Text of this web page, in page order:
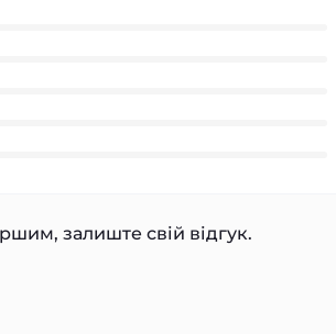
залиште свій відгук.